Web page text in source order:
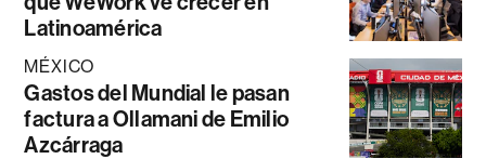
Latinoamérica
MÉXICO
Gastos del Mundial le pasan
factura a Ollamani de Emilio
Azcárraga